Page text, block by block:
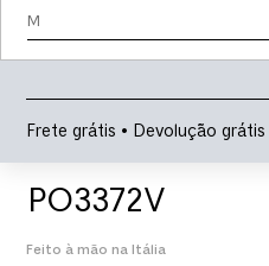
M
Frete grátis • Devolução
PO3372V
Feito à mão na Itália